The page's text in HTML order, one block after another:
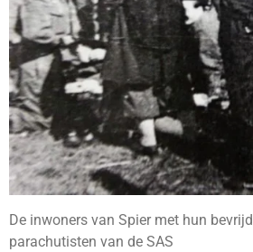
De inwoners van Spier met hun
parachutisten van de SAS